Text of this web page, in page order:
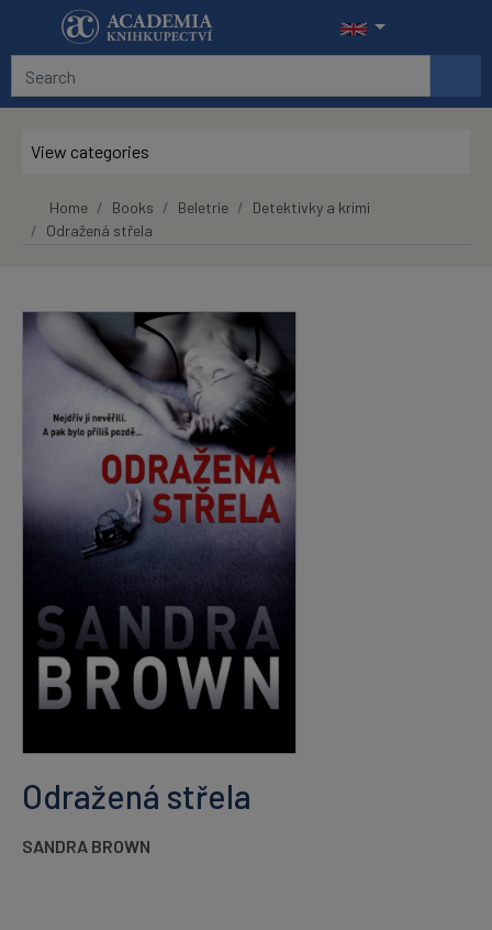
Skip to main content
View categories
Home Books Beletrie
Detektivky a krimi
Odražená střela
Odražená střela
SANDRA BROWN